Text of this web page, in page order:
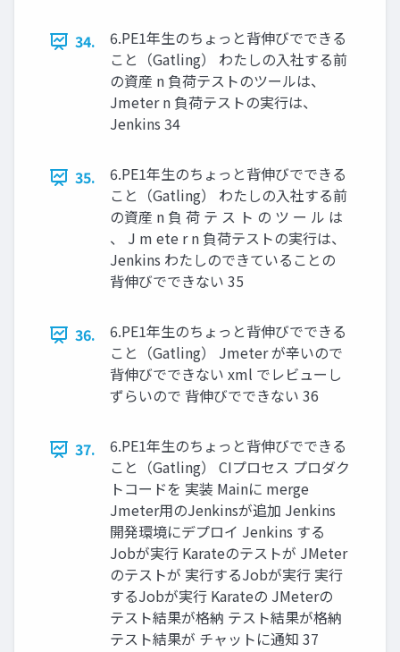
34.
6.PE1年生のちょっと背伸びでできる
こと（Gatling） わたしの入社する前
の資産 n 負荷テストのツールは、
Jmeter n 負荷テストの実行は、
Jenkins 34
35.
6.PE1年生のちょっと背伸びでできる
こと（Gatling） わたしの入社する前
の資産 n 負 荷 テ ス ト の ツ ー ル は
、 J m ete r n 負荷テストの実行は、
Jenkins わたしのできていることの
背伸びでできない 35
36.
6.PE1年生のちょっと背伸びでできる
こと（Gatling） Jmeter が辛いので
背伸びでできない xml でレビューし
ずらいので 背伸びでできない 36
37.
6.PE1年生のちょっと背伸びでできる
こと（Gatling） CIプロセス プロダク
トコードを 実装 Mainに merge
Jmeter用のJenkinsが追加 Jenkins
開発環境にデプロイ Jenkins する
Jobが実行 Karateのテストが JMeter
のテストが 実行するJobが実行 実行
するJobが実行 Karateの JMeterの
テスト結果が格納 テスト結果が格納
テスト結果が チャットに通知 37